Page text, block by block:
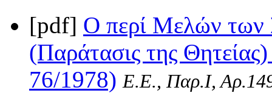
[pdf] Ο περί Μελών των
(Παράτασις της
76/1978) Ε.Ε., Παρ.Ι,